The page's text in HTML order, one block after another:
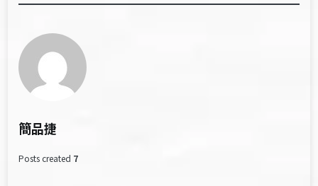
簡品捷
Posts created 7